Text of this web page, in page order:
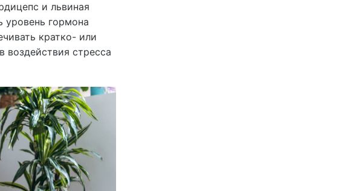
и львиная
уровень гормона
кратко- или
воздействия стресса